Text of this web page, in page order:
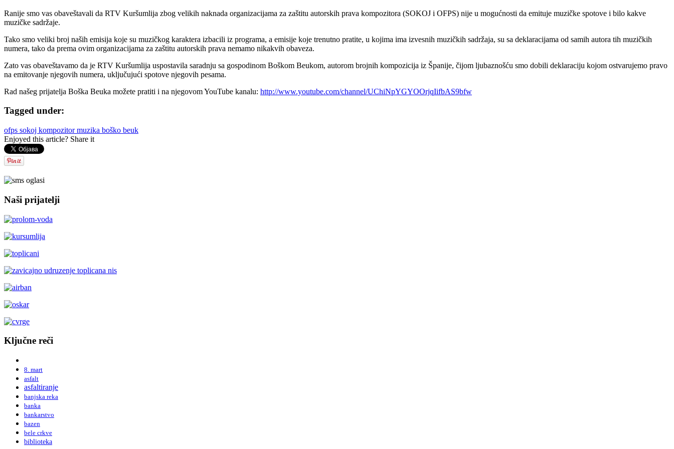
Ranije smo vas obaveštavali da RTV Kuršumlija zbog velikih naknada organizacijama za zaštitu autorskih prava kompozitora (SOKOJ i OFPS) nije u mogućnosti da emituje muzičke spotove i bilo kakve
muzičke sadržaje.
Tako smo veliki broj naših emisija koje su muzičkog karaktera izbacili iz programa, a emisije koje trenutno pratite, u kojima ima izvesnih muzičkih sadržaja, su sa deklaracijama od samih autora tih muzičkih
numera, tako da prema ovim organizacijama za zaštitu autorskih prava nemamo nikakvih obaveza.
Zato vas obaveštavamo da je RTV Kuršumlija uspostavila saradnju sa gospodinom Boškom Beukom, autorom brojnih kompozicija iz Španije, čijom ljubaznošću smo dobili deklaraciju kojom ostvarujemo pravo
na emitovanje njegovih numera, uključujući spotove njegovih pesama.
Rad našeg prijatelja Boška Beuka možete pratiti i na njegovom YouTube kanalu: http://www.youtube.com/channel/UChiNpYGYOOrjqIifbAS9bfw
Tagged under:
ofps sokoj kompozitormuzika boško beuk
Enjoyed this article? Share it
Naši prijatelji
Ključne reči
8. mart
asfalt
asfaltiranje
banjska reka
banka
bankarstvo
bazen
bele crkve
biblioteka